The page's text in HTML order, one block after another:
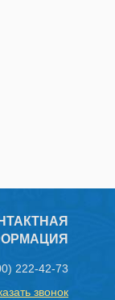
222-42-73
звонок